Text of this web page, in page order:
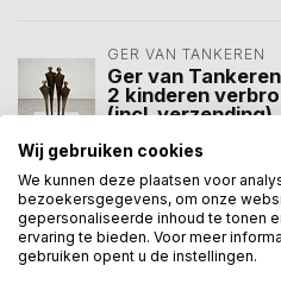
GER VAN TANKEREN
Ger van
2 kinderen
(incl. verzending)
Op voorraad
familiebeeld(3) gezin met
gezinssculptuur
Wij gebruiken cookies
We kunnen deze plaatsen voor
bezoekersgegevens, om onze
gepersonaliseerde inhoud te tonen
ervaring te bieden. Voor meer
gebruiken opent u de instellingen.